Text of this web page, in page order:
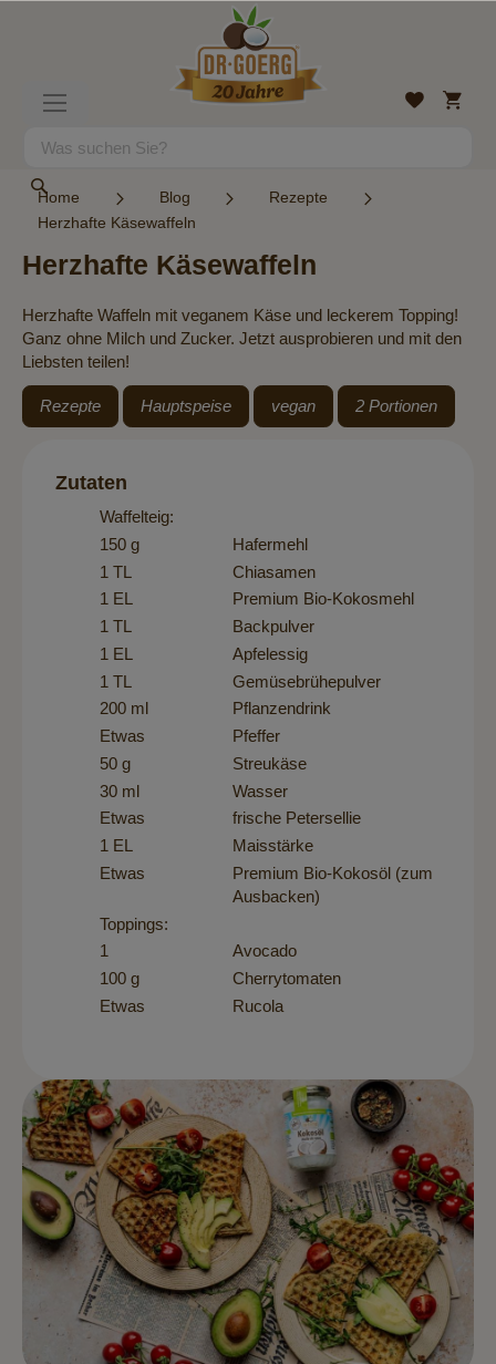
Suche
Wunschliste
Mein
Home Blog
Rezepte
Herzhafte Käsewaffeln
Herzhafte Käsewaffeln
Herzhafte Waffeln mit veganem Käse und leckerem Topping!
Ganz ohne Milch und Zucker. Jetzt ausprobieren und mit den
Liebsten teilen!
Rezepte Hauptspeise vegan 2 Portionen
Zutaten
Waffelteig:
150 g
Hafermehl
1 TL
Chiasamen
1 EL
Premium Bio-Kokosmehl
1 TL
Backpulver
1 EL
Apfelessig
1 TL
Gemüsebrühepulver
200 ml
Pflanzendrink
Etwas
Pfeffer
50 g
Streukäse
30 ml
Wasser
Etwas
frische Petersellie
1 EL
Maisstärke
Etwas
Premium Bio-Kokosöl (zum
Ausbacken)
Toppings:
1
Avocado
100 g
Cherrytomaten
Etwas
Rucola